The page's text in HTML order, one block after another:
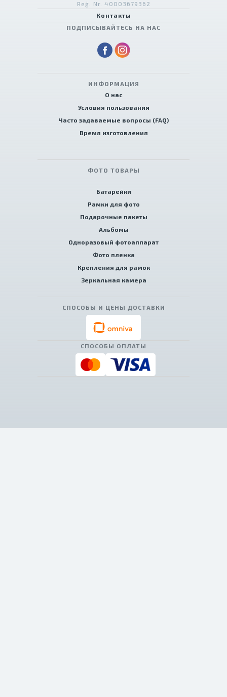
Reģ. Nr. 40003679362
Контакты
ПОДПИСЫВАЙТЕСЬ НА НАС
ИНФОРМАЦИЯ
О нас
Условия пользования
Часто задаваемые вопросы (FAQ)
Время изготовления
ФОТО ТОВАРЫ
Батарейки
Рамки для фото
Подарочные пакеты
Альбомы
Одноразовый фотоаппарат
Фото пленка
Крепления для рамок
Зеркальная камера
СПОСОБЫ И ЦЕНЫ ДОСТАВКИ
СПОСОБЫ ОПЛАТЫ